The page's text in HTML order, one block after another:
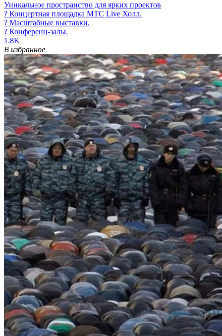
Уникальное пространство для ярких проектов
? Концертная площадка МТС Live Холл.
? Масштабные выставки.
? Конференц-залы.
1.8K
В избранное